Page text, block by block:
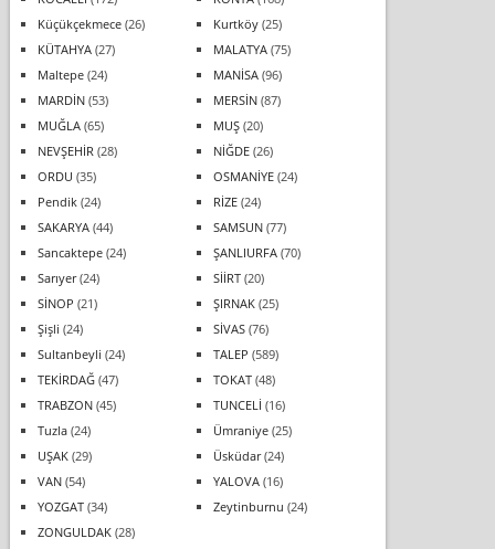
Küçükçekmece(26) Kurtköy(25)
KÜTAHYA(27) MALATYA(75)
Maltepe(24) MANİSA(96)
MARDİN(53) MERSİN(87)
MUĞLA(65) MUŞ(20)
NEVŞEHİR (28) NİĞDE(26)
ORDU (35) OSMANİYE(24)
Pendik(24) RİZE(24)
SAKARYA(44) SAMSUN(77)
Sancaktepe(24) ŞANLIURFA(70)
Sarıyer(24) SİİRT(20)
SİNOP (21) ŞIRNAK(25)
Şişli (24) SİVAS(76)
Sultanbeyli (24) TALEP (589)
TEKİRDAĞ(47) TOKAT(48)
TRABZON(45) TUNCELİ (16)
Tuzla(24) Ümraniye(25)
UŞAK(29) Üsküdar(24)
VAN(54) YALOVA(16)
YOZGAT(34) Zeytinburnu (24)
ZONGULDAK(28)